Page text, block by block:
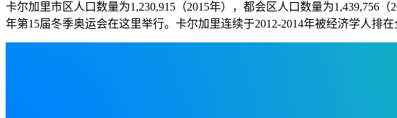
卡尔加里市区人口数量为1,230,915（2015年），都会区人口数量为1,439,756
年第15届冬季奥运会在这里举行。卡尔加里连续于2012-2014年被经济学人排在